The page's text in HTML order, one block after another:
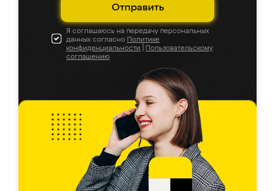
Отправить
Я соглашаюсь на передачу персональных
данных согласно Политике
конфиденциальности
Пользовательскому
соглашению